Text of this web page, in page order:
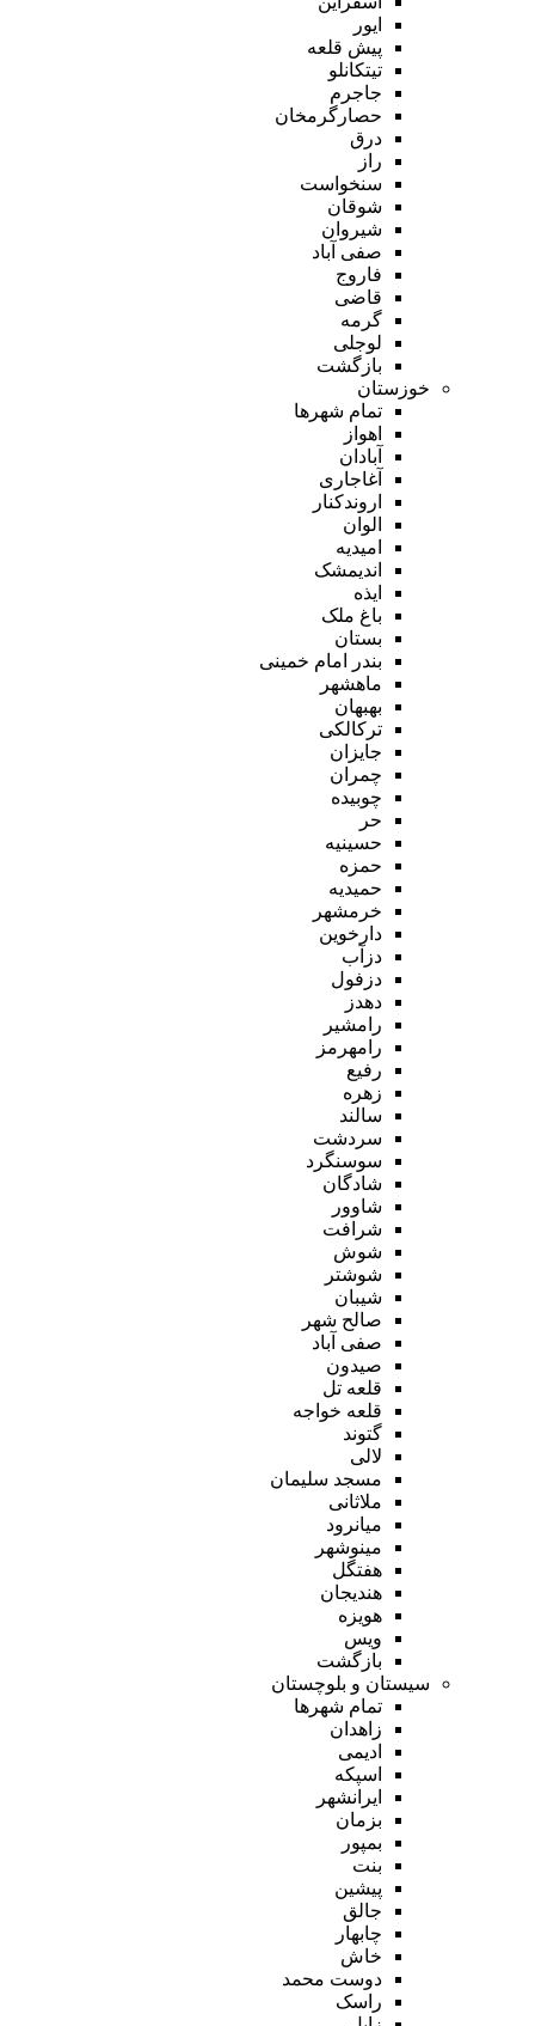
ایور
پیش قلعه
تیتکانلو
جاجرم
حصارگرمخان
درق
راز
سنخواست
شوقان
شیروان
صفی آباد
فاروج
قاضی
گرمه
لوجلی
بازگشت
خوزستان
تمام شهر‌ها
اهواز
آبادان
آغاجاری
اروندکنار
الوان
امیدیه
اندیمشک
ایذه
باغ ملک
بستان
بندر امام خمینی
ماهشهر
بهبهان
ترکالکی
جایزان
چمران
چوبیده
حر
حسینیه
حمزه
حمیدیه
خرمشهر
دارخوین
دزآب
دزفول
دهدز
رامشیر
رامهرمز
رفیع
زهره
سالند
سردشت
سوسنگرد
شادگان
شاوور
شرافت
شوش
شوشتر
شیبان
صالح شهر
صفی آباد
صیدون
قلعه تل
قلعه خواجه
گتوند
لالی
مسجد سلیمان
ملاثانی
میانرود
مینوشهر
هفتگل
هندیجان
هویزه
ویس
بازگشت
سیستان و بلوچستان
تمام شهر‌ها
زاهدان
ادیمی
اسپکه
ایرانشهر
بزمان
بمپور
بنت
پیشین
جالق
چابهار
خاش
دوست محمد
راسک